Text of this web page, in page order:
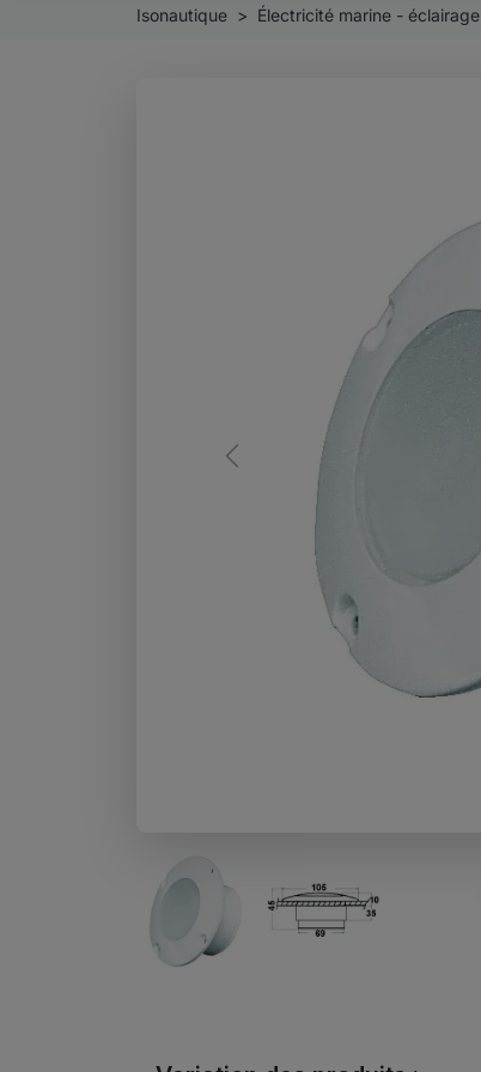
Isonautique Électricité marine - éclairage
Previous